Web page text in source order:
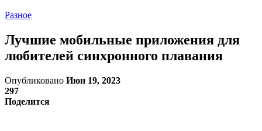
Разное
Лучшие мобильные приложения для
любителей синхронного плавания
Опубликовано Июн 19, 2023
297
Поделится